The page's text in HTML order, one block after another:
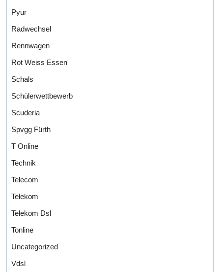
Pyur
Radwechsel
Rennwagen
Rot Weiss Essen
Schals
Schülerwettbewerb
Scuderia
Spvgg Fürth
T Online
Technik
Telecom
Telekom
Telekom Dsl
Tonline
Uncategorized
Vdsl